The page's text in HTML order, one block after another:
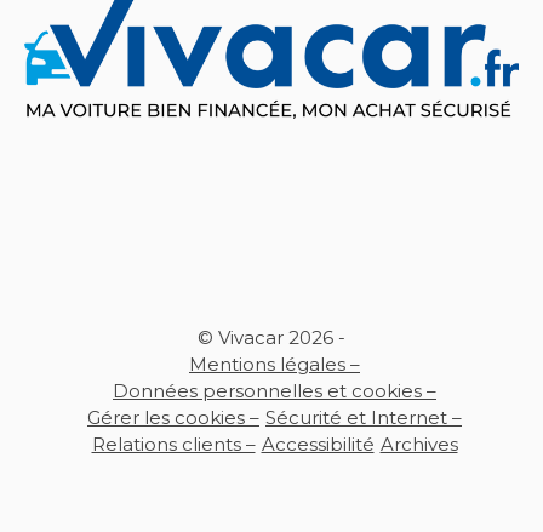
© Vivacar 2026 -
Mentions légales –
Données personnelles et cookies –
Gérer les cookies – Sécurité et Internet –
Relations clients – Accessibilité Archives